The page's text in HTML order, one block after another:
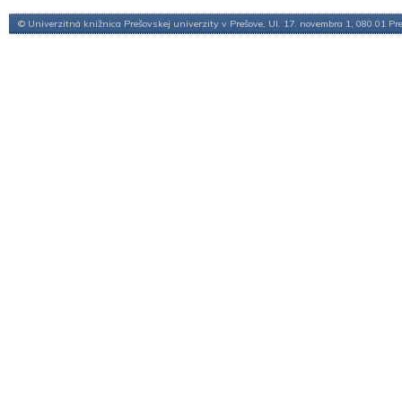
© Univerzitná knižnica Prešovskej univerzity v Prešove, Ul. 17. novembra 1, 080 01